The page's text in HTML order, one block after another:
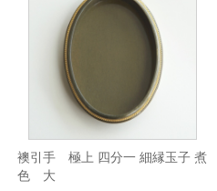
襖引手 極上 四分一 細縁玉子 煮
色 大